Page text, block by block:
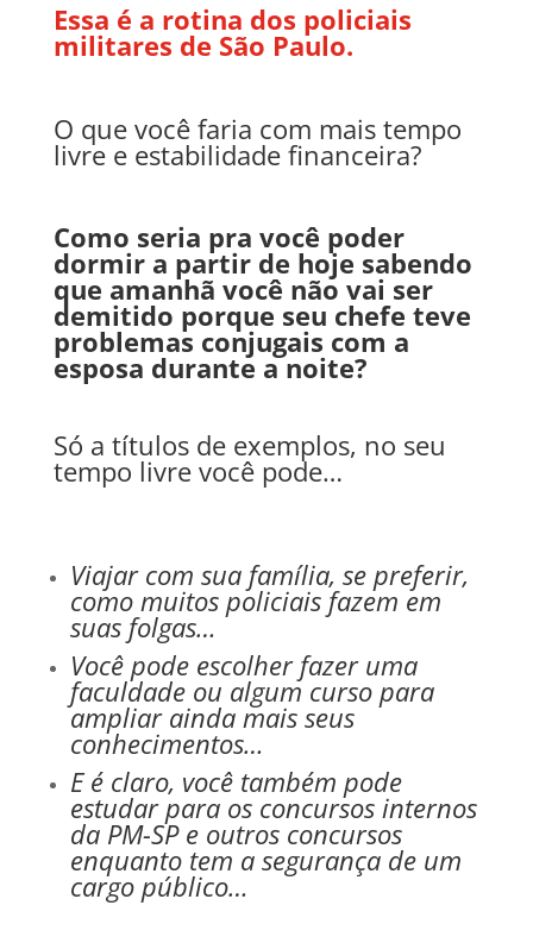
Essa é a rotina dos policiais
militares de São Paulo.
O que você faria com mais tempo
livre e estabilidade financeira?
Como seria pra você poder
dormir a partir de hoje sabendo
que amanhã você não vai ser
demitido porque seu chefe teve
problemas conjugais com a
esposa durante a noite?
Só a títulos de exemplos, no seu
tempo livre você pode…
Viajar com sua família, se preferir,
como muitos policiais fazem em
suas folgas…
Você pode escolher fazer uma
faculdade ou algum curso para
ampliar ainda mais seus
conhecimentos…
E é claro, você também pode
estudar para os concursos internos
da PM-SP e outros concursos
enquanto tem a segurança de um
cargo público…